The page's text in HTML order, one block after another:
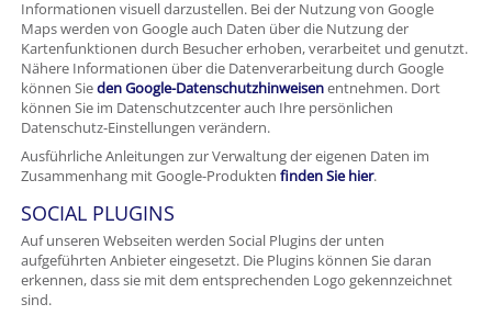
Informationen visuell darzustellen. Bei der Nutzung von Google
Maps werden von Google auch Daten über die Nutzung der
Kartenfunktionen durch Besucher erhoben, verarbeitet und genutzt.
Nähere Informationen über die Datenverarbeitung durch Google
können Sieden Google-Datenschutzhinweisenentnehmen. Dort
können Sie im Datenschutzcenter auch Ihre persönlichen
Datenschutz-Einstellungen verändern.
Ausführliche Anleitungen zur Verwaltung der eigenen Daten im
Zusammenhang mit Google-Produkten finden Sie hier.
SOCIAL PLUGINS
Auf unseren Webseiten werden Social Plugins der unten
aufgeführten Anbieter eingesetzt. Die Plugins können Sie daran
erkennen, dass sie mit dem entsprechenden Logo gekennzeichnet
sind.